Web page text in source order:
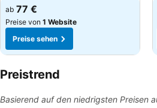
ab 77 €
Preise von 1 Website
Preise sehen
Preistrend
Basierend auf den niedrigsten Preisen